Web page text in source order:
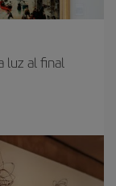
luz al final